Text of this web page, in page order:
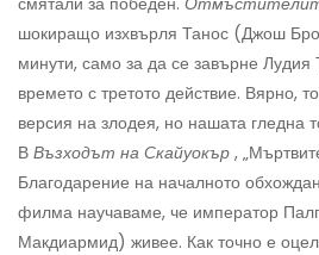
шокиращо изхвърля Танос (Джош
минути, само за да се завърне Лудия
времето с третото действие. Вярно,
версия на злодея, но нашата гледна
В Възходът на Скайуокър ,
Благодарение на началното
филма научаваме, че император
Макдиармид) живее. Как точно е